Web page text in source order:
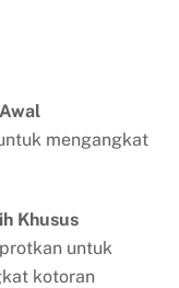
mengangkat
Khusus
untuk
kotoran